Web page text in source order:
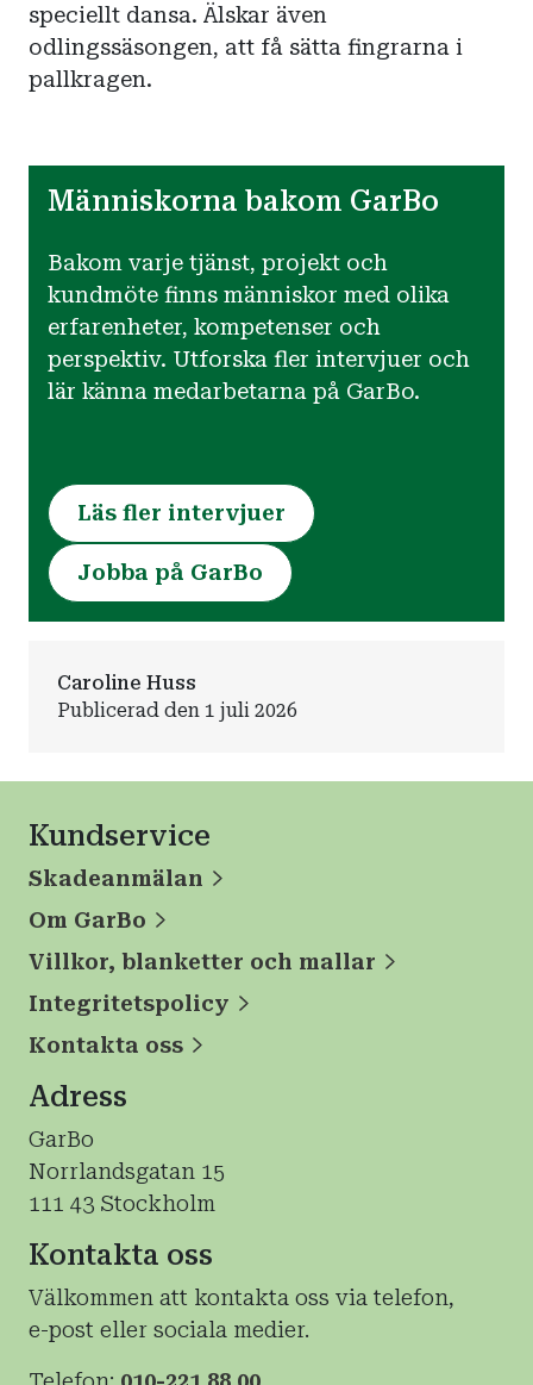
speciellt dansa. Älskar även
odlingssäsongen, att få sätta fingrarna i
pallkragen.
Människorna bakom GarBo
Bakom varje tjänst, projekt och
kundmöte finns människor med olika
erfarenheter, kompetenser och
perspektiv. Utforska fler intervjuer och
lär känna medarbetarna på GarBo.
Läs fler intervjuer
Jobba på GarBo
Caroline Huss
Publicerad den 1 juli 2026
Kundservice
Skadeanmälan
Om GarBo
Villkor, blanketter och mallar
Integritetspolicy
Kontakta oss
Adress
GarBo
Norrlandsgatan 15
111 43 Stockholm
Kontakta oss
Välkommen att kontakta oss via telefon,
e-post eller sociala medier.